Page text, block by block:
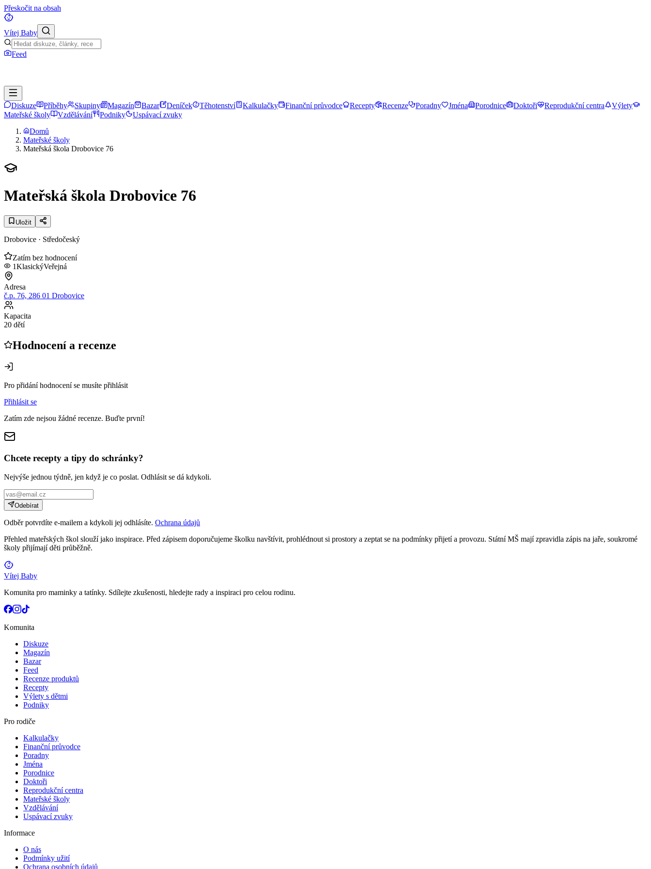
Přeskočit na obsah
Vítej Baby
Feed
Diskuze Příběhy Skupiny Magazín Bazar Deníček Těhotenství Kalkulačky Finanční průvodce Recepty Recenze Poradny Jména Porodnice Doktoři Reprodukční centra
Výlety
Mateřské školy
Vzdělávání Podniky
Uspávací zvuky
Domů
Mateřské školy
Mateřská škola Drobovice 76
Mateřská škola Drobovice 76
Uložit
Drobovice · Středočeský
Zatím bez hodnocení
1KlasickýVeřejná
Adresa
č.p. 76, 286 01 Drobovice
Kapacita
20 dětí
Hodnocení a recenze
Pro přidání hodnocení se musíte přihlásit
Přihlásit se
Zatím zde nejsou žádné recenze. Buďte první!
Chcete recepty a tipy do schránky?
Nejvýše jednou týdně, jen když je co poslat. Odhlásit se dá kdykoli.
Odebírat
Odběr potvrdíte e-mailem a kdykoli jej odhlásíte. Ochrana údajů
Přehled mateřských škol slouží jako inspirace. Před zápisem doporučujeme školku navštívit, prohlédnout si prostory a zeptat se na podmínky přijetí a provozu. Státní MŠ mají zpravidla zápis na jaře, soukromé
školy přijímají děti průběžně.
Vítej Baby
Komunita pro maminky a tatínky. Sdílejte zkušenosti, hledejte rady a inspiraci pro celou rodinu.
Komunita
Diskuze
Magazín
Bazar
Feed
Recenze produktů
Recepty
Výlety s dětmi
Podniky
Pro rodiče
Kalkulačky
Finanční průvodce
Poradny
Jména
Porodnice
Doktoři
Reprodukční centra
Mateřské školy
Vzdělávání
Uspávací zvuky
Informace
O nás
Podmínky užití
Ochrana osobních údajů